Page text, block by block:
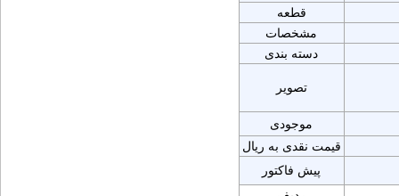
قطعه
مشخصات
دسته بندی
تصویر
موجودی
قیمت نقدی به ریال
پیش فاکتور